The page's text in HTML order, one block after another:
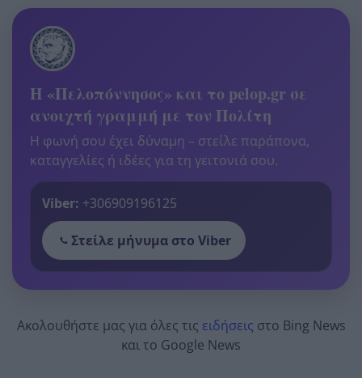
Η «Πελοπόννησος» και το pelop.gr σε
ανοιχτή γραμμή με τον Πολίτη
Η φωνή σου έχει δύναμη – στείλε παράπονα,
καταγγελίες ή ιδέες για τη γειτονιά σου.
Viber: +306909196125
Στείλε μήνυμα στο Viber
Ακολουθήστε μας για όλες τις ειδήσεις στο Bing News
και το Google News